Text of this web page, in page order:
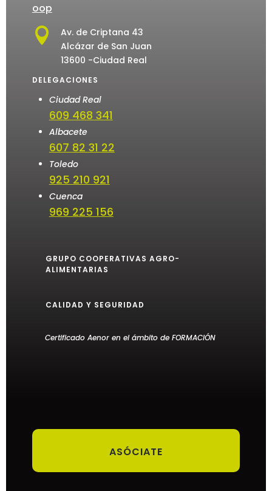
oop

Av. de Criptana 43
Alcázar de San Juan
13600 -Ciudad Real
DELEGACIONES
Ciudad Real
609 468 341
Albacete
607 82 31 22
Toledo
925 210 921
Cuenca
969 225 156
GRUPO COOPERATIVAS AGRO-
ALIMENTARIAS
CALIDAD Y SEGURIDAD
Certificado Aenor en el ámbito de FORMACIÓN
ASÓCIATE